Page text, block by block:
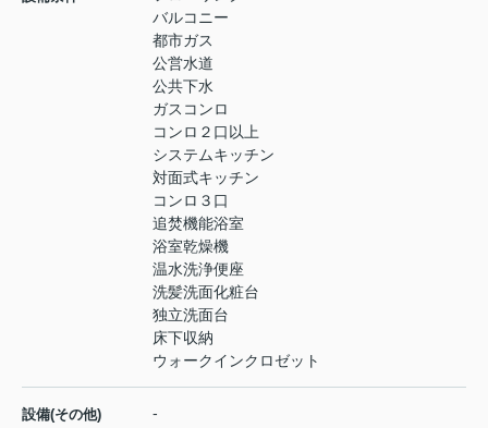
バルコニー
都市ガス
公営水道
公共下水
ガスコンロ
コンロ２口以上
システムキッチン
対面式キッチン
コンロ３口
追焚機能浴室
浴室乾燥機
温水洗浄便座
洗髪洗面化粧台
独立洗面台
床下収納
ウォークインクロゼット
設備(その他) -